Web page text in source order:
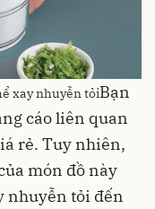
xay nhuyễn tỏiBạn
cáo liên quan
rẻ. Tuy nhiên,
món đồ này
nhuyễn tỏi đến